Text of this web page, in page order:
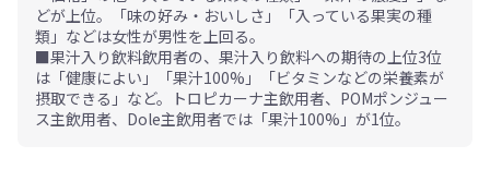
どが上位。「味の好み・おいしさ」「入っている果実の種
類」などは女性が男性を上回る。
■果汁入り飲料飲用者の、果汁入り飲料への期待の上位3位
は「健康によい」「果汁100%」「ビタミンなどの栄養素が
摂取できる」など。トロピカーナ主飲用者、POMポンジュー
ス主飲用者、Dole主飲用者では「果汁100%」が1位。